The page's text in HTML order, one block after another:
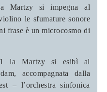
Martzy si impegna al
le sfumature sonore
frase è un microcosmo di
la Martzy si esibì al
accompagnata dalla
– l’orchestra sinfonica